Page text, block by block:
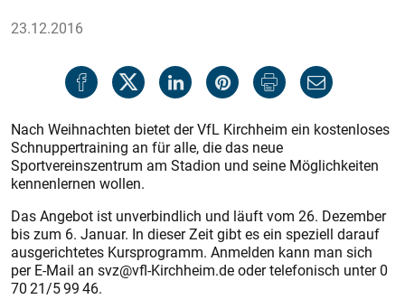
23.12.2016
Nach Weihnachten bietet der VfL Kirchheim ein kostenloses
Schnuppertraining an für alle, die das neue
Sportvereinszentrum am Stadion und seine Möglichkeiten
kennenlernen wollen.
Das Angebot ist unverbindlich und läuft vom 26. Dezember
bis zum 6. Januar. In dieser Zeit gibt es ein speziell darauf
ausgerichtetes Kursprogramm. Anmelden kann man sich
per E-Mail an svz@vfl-Kirchheim.de oder telefonisch unter 0
70 21/5 99 46.